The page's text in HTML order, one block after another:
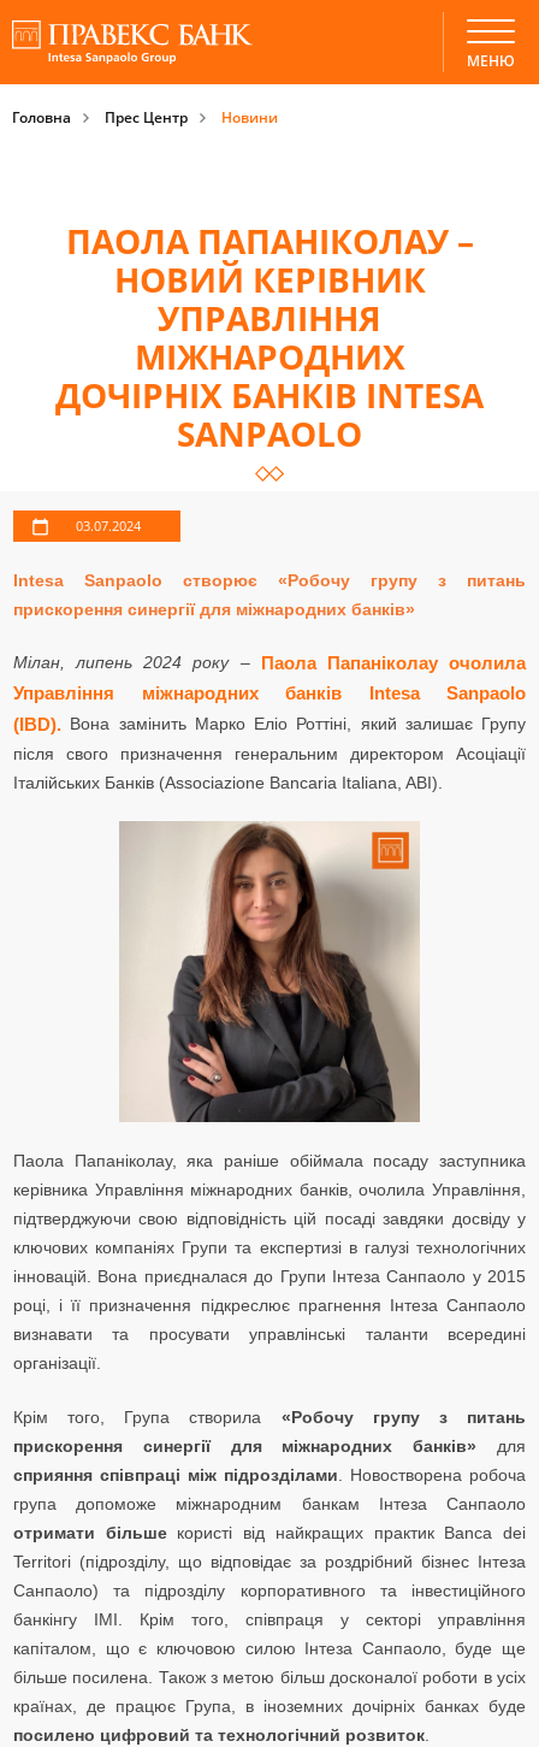
МЕНЮ
Головна Прес Центр Новини
ПАОЛА ПАПАНІКОЛАУ –
НОВИЙ КЕРІВНИК
УПРАВЛІННЯ
МІЖНАРОДНИХ
ДОЧІРНІХ БАНКІВ INTESA
SANPAOLO
03.07.2024
Intesa Sanpaolo створює «Робочу групу з питань
прискорення синергії для міжнародних банків»
Мілан, липень 2024 року– Паола Папаніколау очолила
Управління міжнародних банків Intesa Sanpaolo
(IBD). Вона замінить Марко Еліо Роттіні, який залишає Групу
після свого призначення генеральним директором Асоціації
Італійських Банків (Associazione Bancaria Italiana, ABI).
Паола Папаніколау, яка раніше обіймала посаду заступника
керівника Управління міжнародних банків, очолила Управління,
підтверджуючи свою відповідність цій посаді завдяки досвіду у
ключових компаніях Групи та експертизі в галузі технологічних
інновацій. Вона приєдналася до Групи Інтеза Санпаоло у 2015
році, і її призначення підкреслює прагнення Інтеза Санпаоло
визнавати та просувати управлінські таланти всередині
організації.
Крім того, Група створила «Робочу групу з питань
прискорення синергії для міжнародних банків» для
сприяння співпраці між підрозділами . Новостворена робоча
група допоможе міжнародним банкам Інтеза Санпаоло
отримати більше користі від найкращих практик Banca dei
Territori (підрозділу, що відповідає за роздрібний бізнес Інтеза
Санпаоло) та підрозділу корпоративного та інвестиційного
банкінгу IMI. Крім того, співпраця у секторі управління
капіталом, що є ключовою силою Інтеза Санпаоло, буде ще
більше посилена. Також з метою більш досконалої роботи в усіх
країнах, де працює Група, в іноземних дочірніх банках буде
посилено цифровий та технологічний розвиток